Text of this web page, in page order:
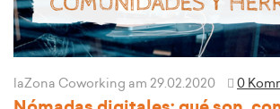
laZona Coworking am 29.02.2020 0